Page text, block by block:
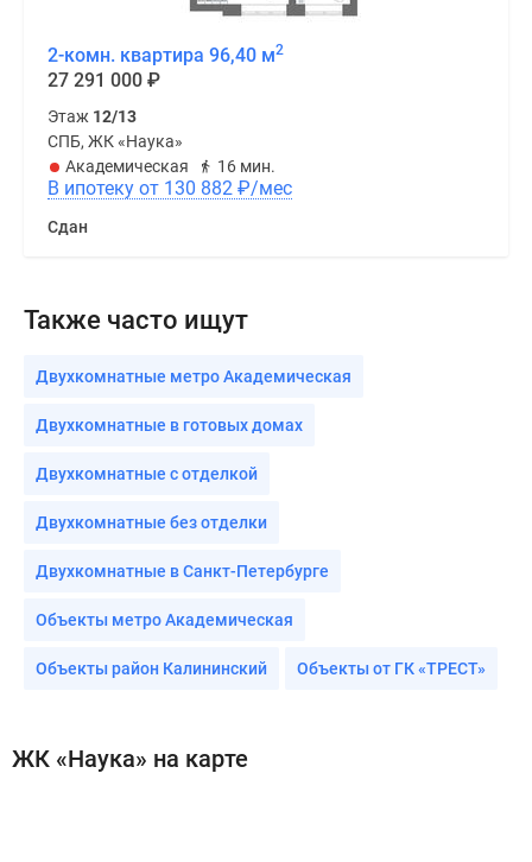
2-комн. квартира 96,40 м2
27 291 000 ₽
Этаж 12/13
СПБ, ЖК «Наука»
Академическая
16 мин.
В ипотеку от 130 882 ₽/мес
Сдан
Также часто ищут
Двухкомнатные метро Академическая
Двухкомнатные в готовых домах
Двухкомнатные с отделкой
Двухкомнатные без отделки
Двухкомнатные в Санкт-Петербурге
Объекты метро Академическая
Объекты район Калининский Объекты от ГК «ТРЕСТ»
ЖК «Наука» на карте